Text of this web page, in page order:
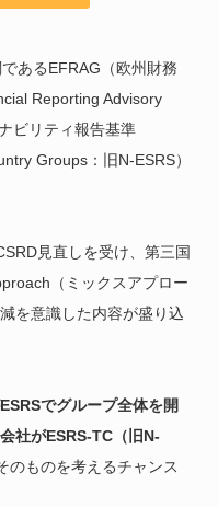
あるEFRAG（欧州財務
Reporting Advisory
ビリティ報告基準
Groups：旧N-ESRS）
見直しを受け、第三国
（ミックスアプロー
を意識した内容が盛り込
でグループ全体を開
社がESRS-TC（旧N-
のものを考えるチャンス